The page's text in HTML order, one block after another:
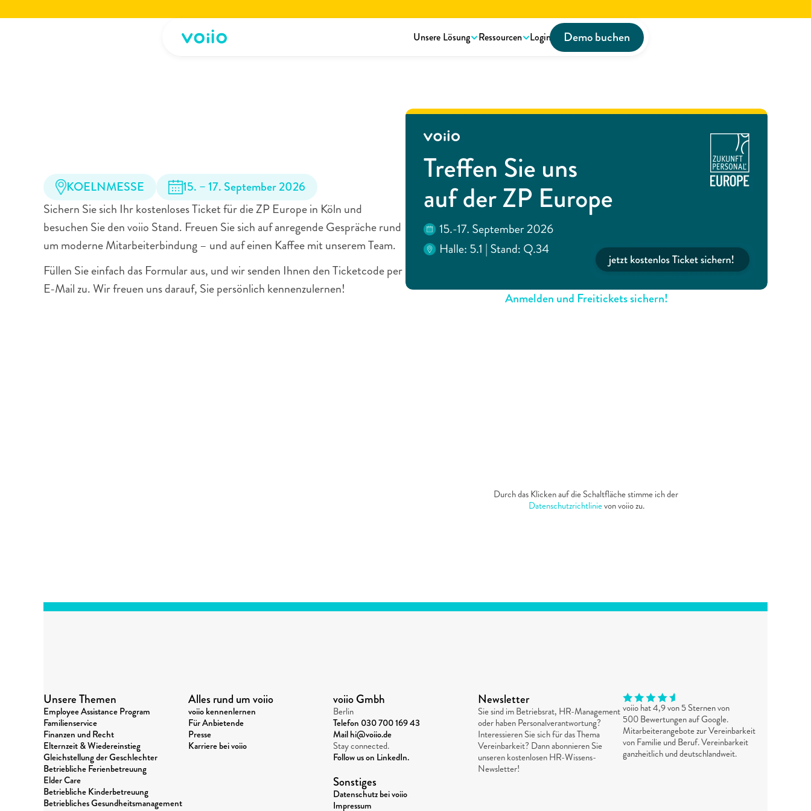
Unsere Lösung Ressourcen Login Demo buchen
Europesichern
KOELNMESSE
15. – 17. September 2026
Sichern Sie sich Ihr kostenloses Ticket für die ZP Europe in Köln und
besuchen Sie den voiio Stand. Freuen Sie sich auf anregende Gespräche rund
um moderne Mitarbeiterbindung – und auf einen Kaffee mit unserem Team.
Füllen Sie einfach das Formular aus, und wir senden Ihnen den Ticketcode per
E-Mail zu. Wir freuen uns darauf, Sie persönlich kennenzulernen!
Anmelden und Freitickets sichern!
Durch das Klicken auf die Schaltfläche stimme ich der
Datenschutzrichtlinie von voiio zu.
Unsere Themen
Employee Assistance Program
Familienservice
Finanzen und Recht
Elternzeit & Wiedereinstieg
Gleichstellung der Geschlechter
Betriebliche Ferienbetreuung
Elder Care
Betriebliche Kinderbetreuung
Betriebliches Gesundheitsmanagement
Alles rund um voiio
voiio kennenlernen
Für Anbietende
Presse
Karriere bei voiio
voiio Gmbh
Berlin
Telefon 030 700 169 43
Mail hi@voiio.de
Stay connected.
Follow us on LinkedIn.
Sonstiges
Datenschutz bei voiio
Impressum
Newsletter
Sie sind im Betriebsrat, HR-Management
oder haben Personalverantwortung?
Interessieren Sie sich für das Thema
Vereinbarkeit? Dann abonnieren Sie
unseren kostenlosen HR-Wissens-
Newsletter!
voiio hat 4,9 von 5 Sternen von
500 Bewertungen auf Google.
Mitarbeiterangebote zur Vereinbarkeit
von Familie und Beruf. Vereinbarkeit
ganzheitlich und deutschlandweit.